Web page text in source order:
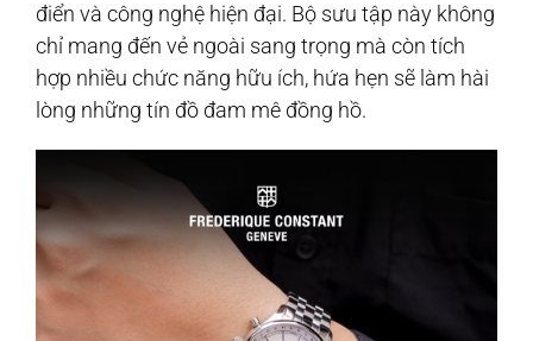
điển và công nghệ hiện đại. Bộ sưu tập này không
chỉ mang đến vẻ ngoài sang trọng mà còn tích
hợp nhiều chức năng hữu ích, hứa hẹn sẽ làm hài
lòng những tín đồ đam mê đồng hồ.